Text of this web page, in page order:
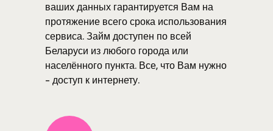
ваших данных гарантируется Вам на
протяжение всего срока использования
сервиса. Займ доступен по всей
Беларуси из любого города или
населённого пункта. Все, что Вам нужно
- доступ к интернету.